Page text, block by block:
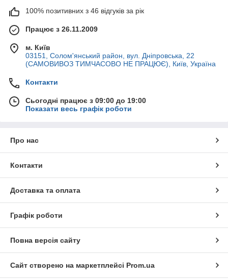
100% позитивних з 46 відгуків за рік
Працює з 26.11.2009
м. Київ
03151, Солом'янський район, вул. Дніпровська, 22
(САМОВИВОЗ ТИМЧАСОВО НЕ ПРАЦЮЄ), Київ, Україна
Контакти
Сьогодні працює з 09:00 до 19:00
Показати весь графік роботи
Про нас
Контакти
Доставка та оплата
Графік роботи
Повна версія сайту
Сайт створено на маркетплейсі Prom.ua